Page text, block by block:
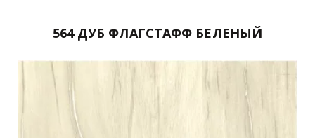
564 ДУБ ФЛАГСТАФФ БЕЛЕНЫЙ